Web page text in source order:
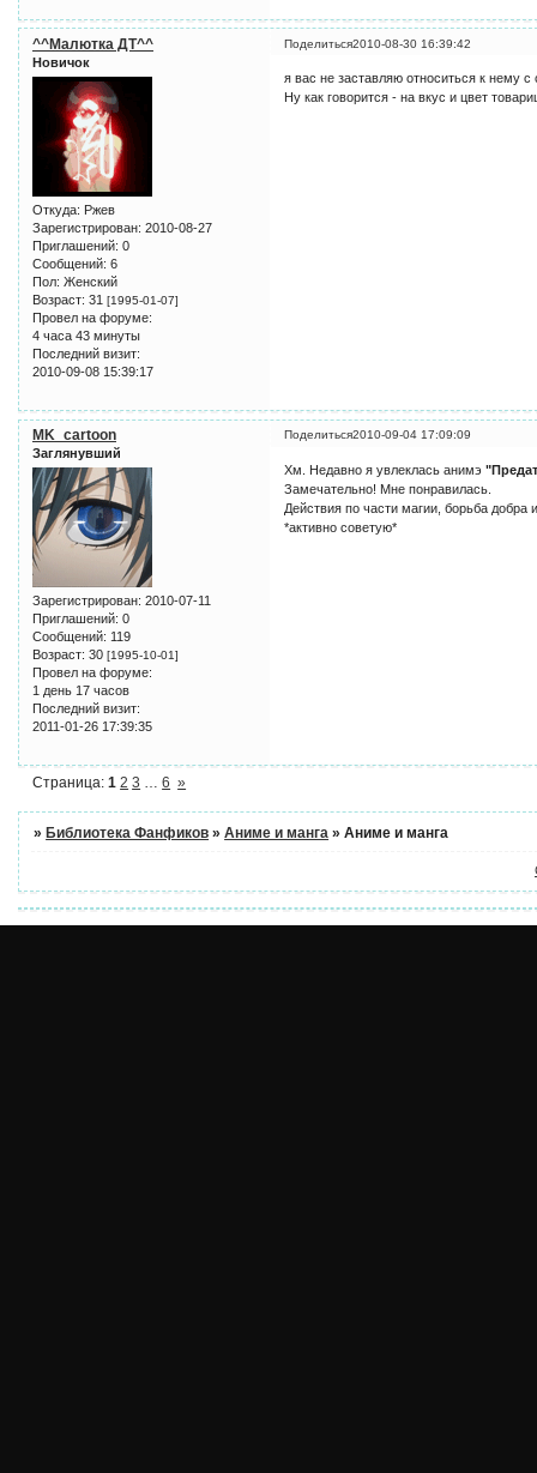
Поделиться2010-08-30 16:39:42
^^Малютка ДТ^^
Новичок
Откуда: Ржев
Зарегистрирован: 2010-08-27
Приглашений: 0
Сообщений: 6
Пол: Женский
Возраст: 31 [1995-01-07]
Провел на форуме:
4 часа 43 минуты
Последний визит:
2010-09-08 15:39:17
я вас не заставляю относиться к нему
Ну как говорится - на вкус и цвет
Поделиться2010-09-04 17:09:09
MK_cartoon
Заглянувший
Зарегистрирован: 2010-07-11
Приглашений: 0
Сообщений: 119
Возраст: 30 [1995-10-01]
Провел на форуме:
1 день 17 часов
Последний визит:
2011-01-26 17:39:35
Хм. Недавно я увлеклась анимэ
Замечательно! Мне понравилась.
Действия по части магии, борьба
*активно советую*
Страница:1 2 3 … 6 »
» Библиотека Фанфиков »Аниме и манга »Аниме и манга